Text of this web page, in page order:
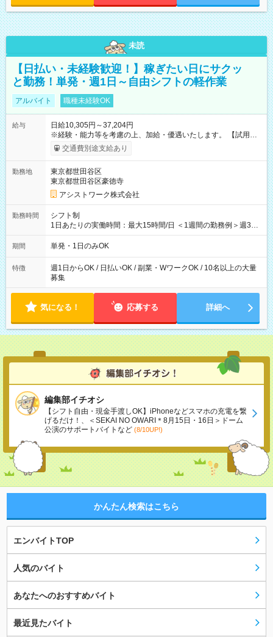
未読
【日払い・未経験歓迎！】稼ぎたい日にサクッ
と勤務！単発・週1日～自由シフトの軽作業
アルバイト 職種未経験OK
給与
日給10,305円～37,204円
※経験・能力等を考慮の上、加給・優遇いたします。 【試用期
間】試用期間なし
交通費別途支給あり
勤務地
東京都世田谷区
東京都世田谷区豪徳寺
アシストワーク株式会社
勤務時間
シフト制
1日あたりの実働時間：最大15時間/日 ＜1週間の勤務例＞週3回
勤務 勤務：月・水・金 休み：火・木・土・日 好きな時にお仕事
可能です！ ※1日あたりの最大実働時間は日勤、夜勤共に勤務し
期間 単発・1日のみOK
特徴
週1日からOK / 日払いOK / 副業・WワークOK / 10名以上の大量
募集
気になる！ 応募する 詳細へ
編集部イチオシ
【シフト自由・現金手渡しOK】iPhoneなどスマホの充電を繋
げるだけ！、＜SEKAI NO OWARI＊8月15日・16日＞ドーム
公演のサポートバイトなど (8/10UP!)
かんたん検索はこちら
エンバイトTOP
人気のバイト
あなたへのおすすめバイト
最近見たバイト